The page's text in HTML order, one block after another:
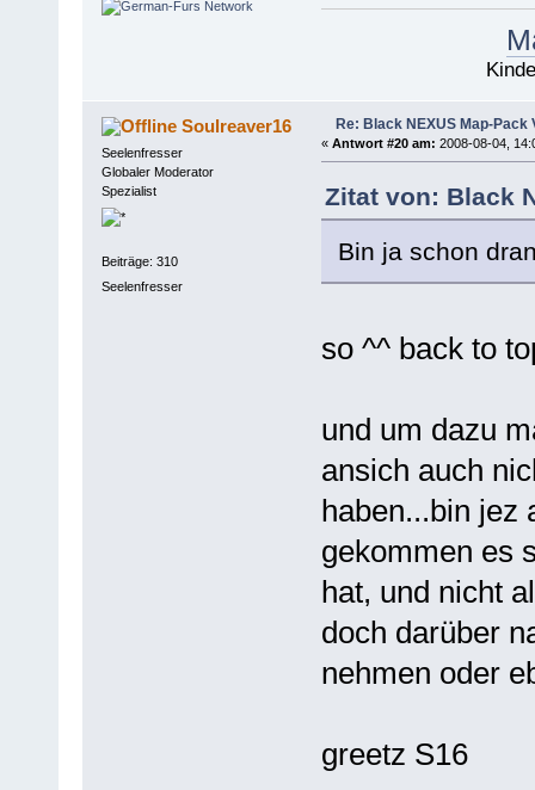
Soulreaver16
Seelenfresser
Globaler Moderator
Spezialist
Beiträge: 310
Seelenfresser
Re: Black NEXUS Map-Pack
« Antwort #20 am: 2008-08-04,
Zitat von: Black
Bin ja schon
so ^^ back to
und um dazu
ansich auch
haben...bin jez
gekommen es
hat, und nicht
doch darüber
nehmen oder
greetz S16